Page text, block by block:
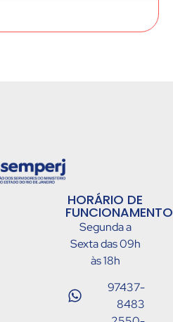
HORÁRIO DE
Segunda a
Sexta das 09h
às 18h
97437-
8483